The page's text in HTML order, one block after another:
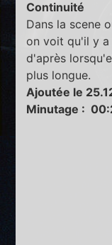
Continuité
Dans la scene
on voit qu'il y a
d'après
plus longue.
Ajoutée le
Minutage :